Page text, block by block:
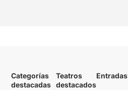
Categorías
destacadas
Teatros
destacados
Entradas